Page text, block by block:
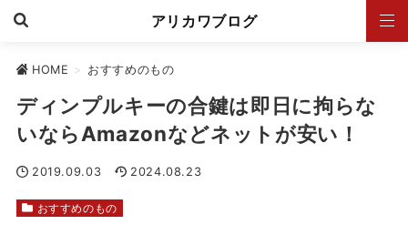
アリカワブログ
HOME > おすすめのもの
ディンプルキーの合鍵は即日に拘らな
いならAmazonなどネットが安い！
2019.09.03 2024.08.23
おすすめのもの